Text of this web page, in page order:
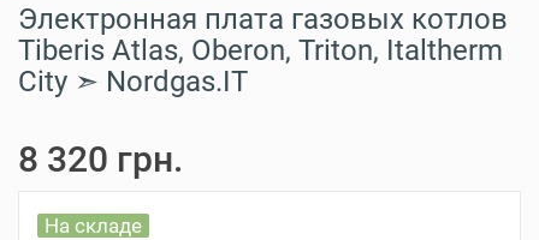
Электронная плата газовых котлов
Tiberis Atlas, Oberon, Triton, Italtherm
City ➣ Nordgas.IT
8 320 грн.
На складе